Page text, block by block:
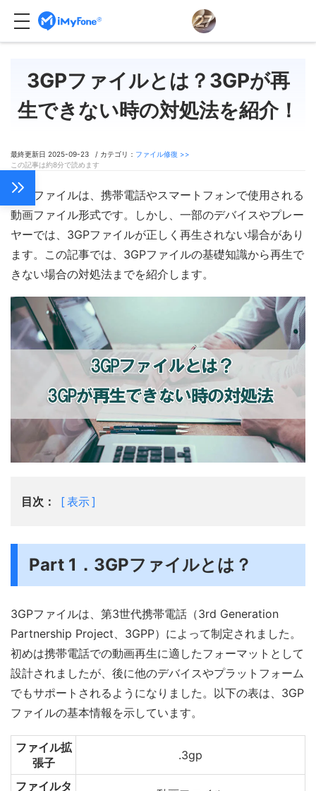
3GPファイルとは？3GPが再
生できない時の対処法を紹介！
最終更新日 2025-09-23 / カテゴリ： ファイル修復 >>
この記事は約8分で読めます
3GPファイルは、携帯電話やスマートフォンで使用される
動画ファイル形式です。しかし、一部のデバイスやプレー
ヤーでは、3GPファイルが正しく再生されない場合があり
ます。この記事では、3GPファイルの基礎知識から再生で
きない場合の対処法までを紹介します。
目次： 表示
Part 1．3GPファイルとは？
3GPファイルは、第3世代携帯電話（3rd Generation
Partnership Project、3GPP）によって制定されました。
初めは携帯電話での動画再生に適したフォーマットとして
設計されましたが、後に他のデバイスやプラットフォーム
でもサポートされるようになりました。以下の表は、3GP
ファイルの基本情報を示しています。
ファイル拡
張子
.3gp
ファイルタ